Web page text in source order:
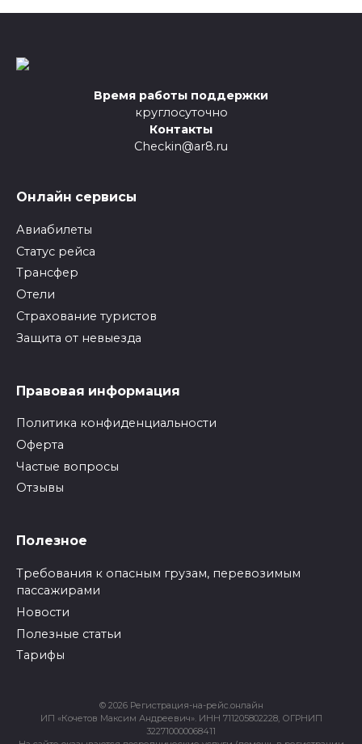
Время работы поддержки
круглосуточно
Контакты
Checkin@ar8.ru
Онлайн сервисы
Авиабилеты
Статус рейса
Трансфер
Отели
Страхование туристов
Защита от невыезда
Правовая информация
Политика конфиденциальности
Оферта
Частые вопросы
Отзывы
Полезное
Требования к опасным грузам, перевозимым
пассажирами
Новости
Полезные статьи
Тарифы
© 2026 Регистрация-на-рейс.онлайн
ИП «Кочетов Максим Андреевич». ИНН 711205802228, ОГРНИП
322710000068411